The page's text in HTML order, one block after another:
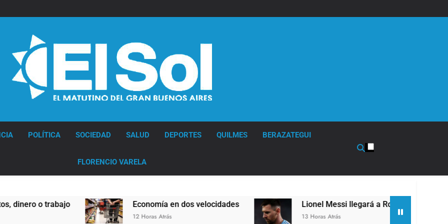
POLÍTICA SOCIEDAD SALUD DEPORTES QUILMES BERAZATEGUI
FLORENCIO VARELA
o trabajo Economía en dos velocidades
12 Horas Atrás
Lionel Messi llegará a Rosario para despedir a
13 Horas Atrás